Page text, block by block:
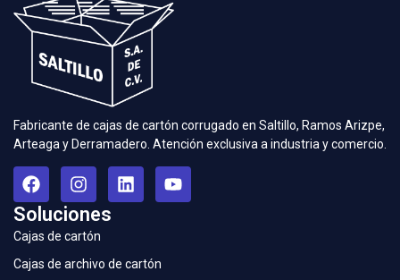
Fabricante de cajas de cartón corrugado en Saltillo, Ramos Arizpe,
Arteaga y Derramadero. Atención exclusiva a industria y comercio.
Soluciones
Cajas de cartón
Cajas de archivo de cartón